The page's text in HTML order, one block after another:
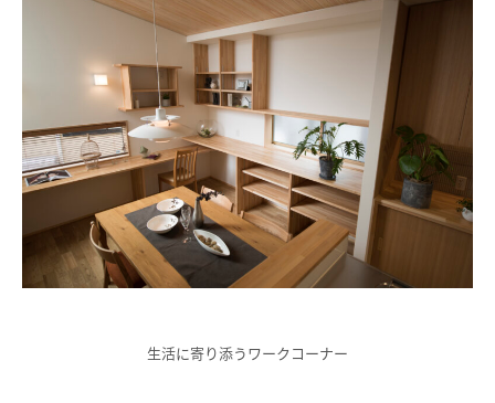
生活に寄り添うワークコーナー